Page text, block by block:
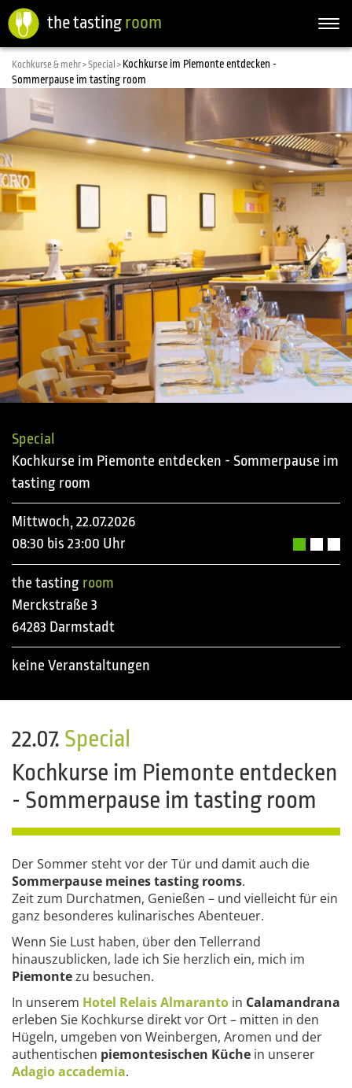
the tasting room
Kochkurse & mehr >Special > Kochkurse im Piemonte entdecken -
Sommerpause im tasting room
Special
Kochkurse im Piemonte entdecken - Sommerpause im
tasting room
Mittwoch, 22.07.2026
08:30 bis 23:00 Uhr
the tasting room
Merckstraße 3
64283 Darmstadt
keine Veranstaltungen
22.07. Special
Kochkurse im Piemonte entdecken
- Sommerpause im tasting room
Der Sommer steht vor der Tür und damit auch die
Sommerpause meines tasting rooms.
Zeit zum Durchatmen, Genießen – und vielleicht für ein
ganz besonderes kulinarisches Abenteuer.
Wenn Sie Lust haben, über den Tellerrand
hinauszublicken, lade ich Sie herzlich ein, mich im
Piemontezu besuchen.
In unserem Hotel Relais Almaranto in Calamandrana
erleben Sie Kochkurse direkt vor Ort – mitten in den
Hügeln, umgeben von Weinbergen, Aromen und der
authentischen piemontesischen Küche in unserer
Adagio accademia.